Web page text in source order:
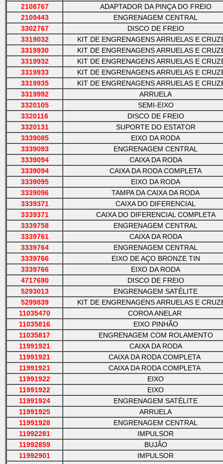
2108767
ADAPTADOR DA PINÇA DO FREIO
2109443
ENGRENAGEM CENTRAL
3302767
DISCO DE FREIO
3319032
KIT DE ENGRENAGENS ARRUELAS E
3319930
KIT DE ENGRENAGENS ARRUELAS E
3319932
KIT DE ENGRENAGENS ARRUELAS E
3319933
KIT DE ENGRENAGENS ARRUELAS E
3319935
KIT DE ENGRENAGENS ARRUELAS E
3319992
ARRUELA
3320105
SEMI-EIXO
3320116
DISCO DE FREIO
3320131
SUPORTE DO ESTATOR
3339085
EIXO DA RODA
3339093
ENGRENAGEM CENTRAL
3339094
CAIXA DA RODA
3339094
CAIXA DA RODA COMPLETA
3339095
EIXO DA RODA
3339096
TAMPA DA CAIXA DA RODA
3339371
CAIXA DO DIFERENCIAL
3339371
CAIXA DO DIFERENCIAL COMPLETA
3339758
ENGRENAGEM CENTRAL
3339761
CAIXA DA RODA
3339764
ENGRENAGEM CENTRAL
3339766
EIXO DE AÇO BRONZE TIN
3339766
EIXO DA RODA
4717690
DISCO DE FREIO
5293013
ENGRENAGEM SATÉLITE
5299839
KIT DE ENGRENAGENS ARRUELAS E
11035470
COROA ANELAR
11035816
EIXO PINHÃO
11035817
ENGRENAGEM COM ROLAMENTO
11991921
CAIXA DA RODA
11991921
CAIXA DA RODA COMPLETA
11991921
CAIXA DA RODA COMPLETA
11991922
EIXO
11991922
EIXO
11991924
ENGRENAGEM SATÉLITE
11991925
ARRUELA
11991928
ENGRENAGEM CENTRAL
11992281
IMPULSOR
11992859
BUJÃO
11992901
IMPULSOR